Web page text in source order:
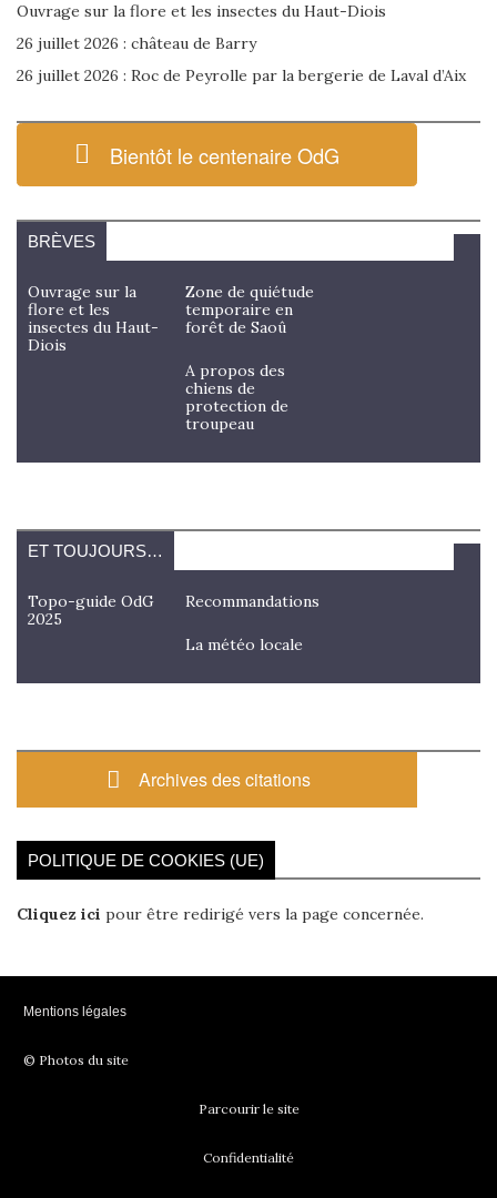
Ouvrage sur la flore et les insectes du Haut-Diois
26 juillet 2026 : château de Barry
26 juillet 2026 : Roc de Peyrolle par la bergerie de Laval d’Aix
Bientôt le centenaire OdG
BRÈVES
Ouvrage sur la
flore et les
insectes du Haut-
Diois
Zone de quiétude
temporaire en
forêt de Saoû
A propos des
chiens de
protection de
troupeau
ET TOUJOURS…
Topo-guide OdG
2025
Recommandations
La météo locale
Archives des citations
POLITIQUE DE COOKIES (UE)
Cliquez ici pour être redirigé vers la page concernée.
Mentions légales
© Photos du site
Parcourir le site
Confidentialité